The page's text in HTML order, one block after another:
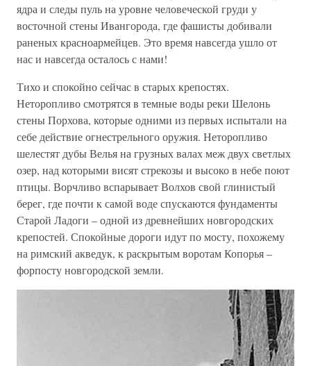
ядра и следы пуль на уровне человеческой груди у
восточной стены Ивангорода, где фашисты добивали
раненых красноармейцев. Это время навсегда ушло от
нас и навсегда осталось с нами!
Тихо и спокойно сейчас в старых крепостях.
Неторопливо смотрятся в темные воды реки Шелонь
стены Порхова, которые одними из первых испытали на
себе действие огнестрельного оружия. Неторопливо
шелестят дубы Велья на грузных валах меж двух светлых
озер, над которыми висят стрекозы и высоко в небе поют
птицы. Ворчливо вспарывает Волхов свой глинистый
берег, где почти к самой воде спускаются фундаменты
Старой Ладоги – одной из древнейших новгородских
крепостей. Спокойные дороги идут по мосту, похожему
на римский акведук, к раскрытым воротам Копорья –
форпосту новгородской земли.